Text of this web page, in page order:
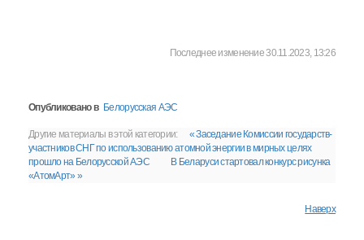
Последнее изменение 30.11.2023, 13:26
Опубликовано в Белорусская АЭС
Другие материалы в этой категории:
« Заседание Комиссии государств-
участников СНГ по использованию атомной энергии в мирных целях
прошло на Белорусской АЭС
В Беларуси стартовал конкурс рисунка
«АтомАрт» »
Наверх